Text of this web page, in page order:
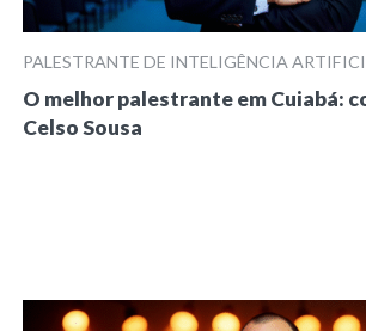
PALESTRANTE DE INTELIGÊNCIA
O melhor palestrante em Cuiabá:
Celso Sousa